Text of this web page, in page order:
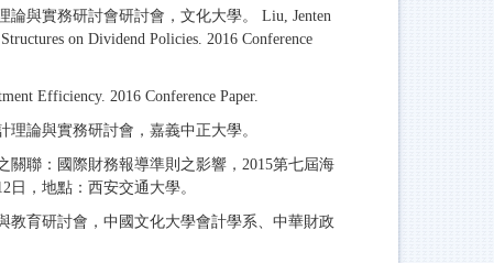
與實務研討會研討會，文化大學。 Liu, Jenten
on Dividend Policies. 2016 Conference
Efficiency. 2016 Conference Paper.
論與實務研討會，嘉義中正大學。
聯：國際財務報導準則之影響，2015第七屆海
，地點：西安交通大學。
教育研討會，中國文化大學會計學系、中華財政